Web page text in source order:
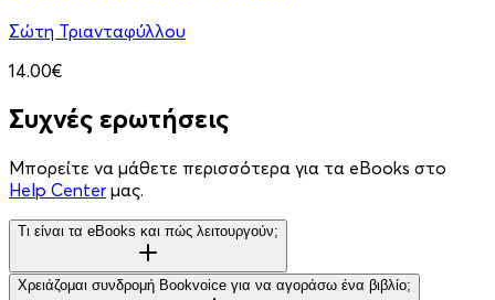
Σώτη Τριανταφύλλου
14.00€
Συχνές ερωτήσεις
Μπορείτε να μάθετε περισσότερα για τα eBooks στο
Help Center μας.
Τι είναι τα eBooks και πώς λειτουργούν;
Χρειάζομαι συνδρομή Bookvoice για να αγοράσω ένα βιβλίο;